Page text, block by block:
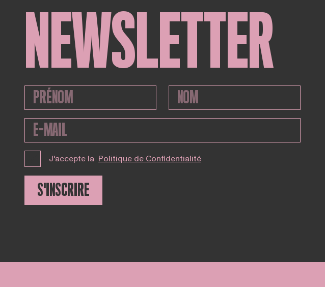
NEWSLETTER
J'accepte la Politique de Confidentialité
S'INSCRIRE